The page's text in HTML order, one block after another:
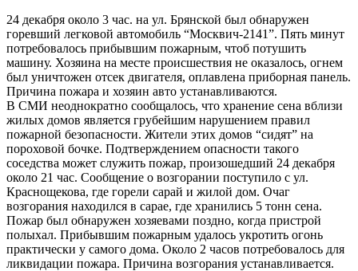
24 декабря около 3 час. на ул. Брянской был обнаружен
горевший легковой автомобиль “Москвич-2141”. Пять минут
потребовалось прибывшим пожарным, чтоб потушить
машину. Хозяина на месте происшествия не оказалось, огнем
был уничтожен отсек двигателя, оплавлена приборная панель.
Причина пожара и хозяин авто устанавливаются.
В СМИ неоднократно сообщалось, что хранение сена вблизи
жилых домов является грубейшим нарушением правил
пожарной безопасности. Жители этих домов “сидят” на
пороховой бочке. Подтверждением опасности такого
соседства может служить пожар, произошедший 24 декабря
около 21 час. Сообщение о возгорании поступило с ул.
Краснощекова, где горели сарай и жилой дом. Очаг
возгорания находился в сарае, где хранились 5 тонн сена.
Пожар был обнаружен хозяевами поздно, когда пристрой
полыхал. Прибывшим пожарным удалось укротить огонь
практически у самого дома. Около 2 часов потребовалось для
ликвидации пожара. Причина возгорания устанавливается.